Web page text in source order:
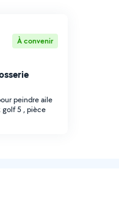
À convenir
peindre aile
5 , pièce